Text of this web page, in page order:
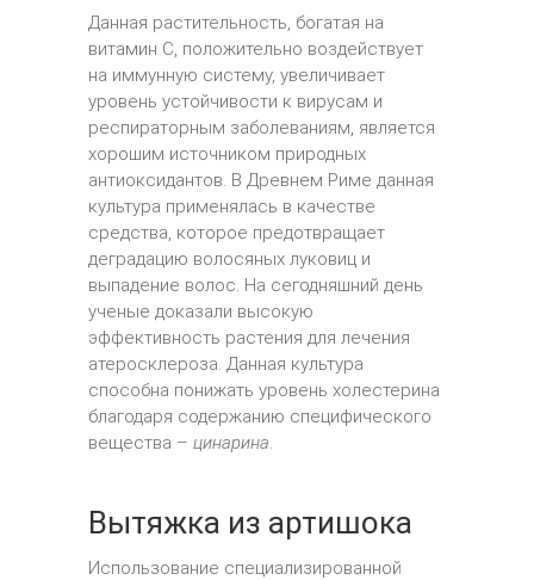
Данная растительность, богатая на
витамин С, положительно воздействует
на иммунную систему, увеличивает
уровень устойчивости к вирусам и
респираторным заболеваниям, является
хорошим источником природных
антиоксидантов. В Древнем Риме данная
культура применялась в качестве
средства, которое предотвращает
деградацию волосяных луковиц и
выпадение волос. На сегодняшний день
ученые доказали высокую
эффективность растения для лечения
атеросклероза. Данная культура
способна понижать уровень холестерина
благодаря содержанию специфического
вещества – цинарина.
Вытяжка из артишока
Использование специализированной